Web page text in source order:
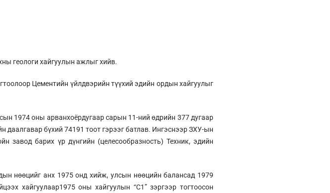
геологи хайгуулын ажлыг хийв.
Цементийн үйлдвэрийн түүхий эдийн ордын хайгуулыг
1974 оны арванхоёрдугаар сарын 11-ний өдрийн 377 дугаар
даалгавар бүхий 74191 тоот гэрээг батлав. Ингэснээр ЗХУ-ын
завод барих үр дүнгийн (целесообразность) Техник, эдийн
нөөцийг анх 1975 онд хийж, улсын нөөцийн балансад 1979
хайгуулаар1975 оны хайгуулын “С1” зэргээр тогтоосон